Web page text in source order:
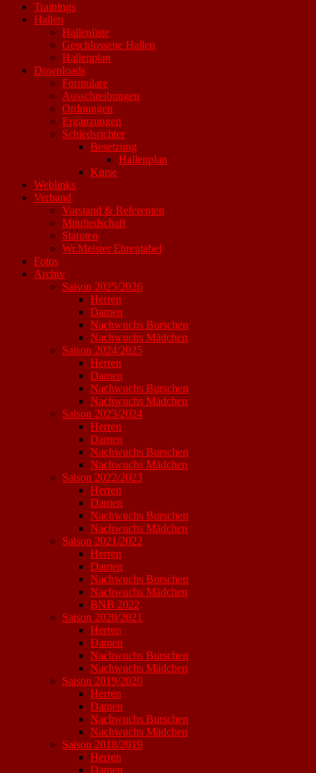
Trainings
Hallen
Hallenliste
Geschlossene Hallen
Hallenplan
Downloads
Formulare
Ausschreibungen
Ordnungen
Ergänzungen
Schiedsrichter
Besetzung
Hallenplan
Kurse
Weblinks
Verband
Vorstand & Referenten
Mitgliedschaft
Statuten
Wr.Meister Ehrentabel
Fotos
Archiv
Saison 2025/2026
Herren
Damen
Nachwuchs Burschen
Nachwuchs Mädchen
Saison 2024/2025
Herren
Damen
Nachwuchs Burschen
Nachwuchs Mädchen
Saison 2023/2024
Herren
Damen
Nachwuchs Burschen
Nachwuchs Mädchen
Saison 2022/2023
Herren
Damen
Nachwuchs Burschen
Nachwuchs Mädchen
Saison 2021/2022
Herren
Damen
Nachwuchs Burschen
Nachwuchs Mädchen
BNB 2022
Saison 2020/2021
Herren
Damen
Nachwuchs Burschen
Nachwuchs Mädchen
Saison 2019/2020
Herren
Damen
Nachwuchs Burschen
Nachwuchs Mädchen
Saison 2018/2019
Herren
Damen